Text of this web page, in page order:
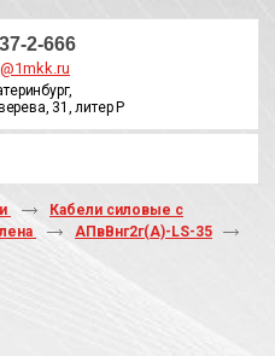
2-666
31, литер Р
Кабели силовые с
АПвВнг2г(А)-LS-35